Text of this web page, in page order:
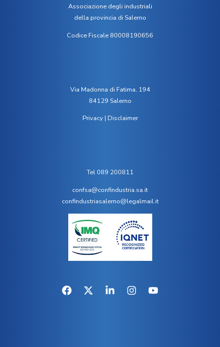
Associazione degli industriali
della provincia di Salerno
Codice Fiscale 80008190656
Via Madonna di Fatima, 194
84129 Salerno
Privacy| Disclaimer
Tel 089 200811
confsa@confindustria.sa.it
confindustriasalerno@legalmail.it